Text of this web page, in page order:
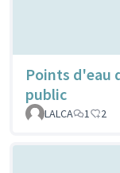
Points d'eau
public
LALCA
1 2